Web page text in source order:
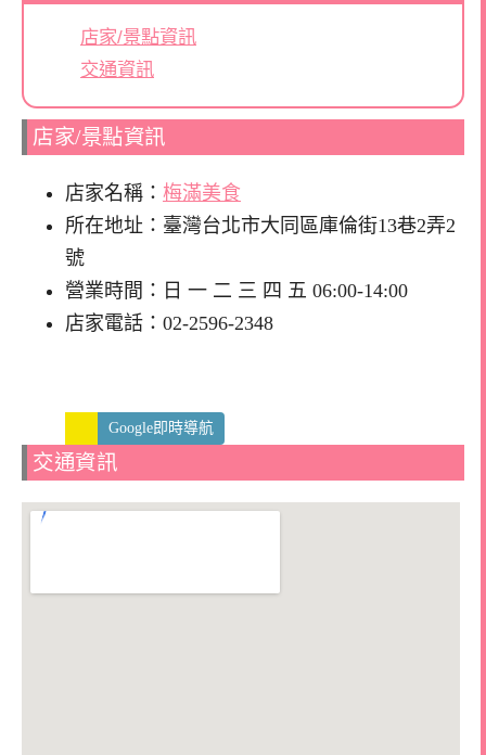
店家/景點資訊
交通資訊
店家/景點資訊
店家名稱： 梅滿美食
所在地址：臺灣台北市大同區庫倫街13巷2弄2
號
營業時間：日 一 二 三 四 五 06:00-14:00
店家電話：02-2596-2348
Google即時導航
交通資訊